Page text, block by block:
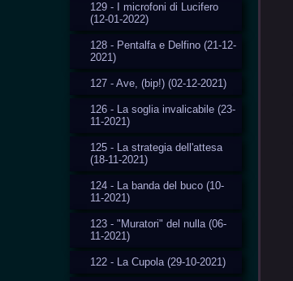
129 - I microfoni di Lucifero
(12-01-2022)
128 - Pentalfa e Delfino (21-12-
2021)
127 - Ave, (bip!) (02-12-2021)
126 - La soglia invalicabile (23-
11-2021)
125 - La strategia dell'attesa
(18-11-2021)
124 - La banda del buco (10-
11-2021)
123 - "Muratori" del nulla (06-
11-2021)
122 - La Cupola (29-10-2021)